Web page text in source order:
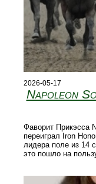
2026-05-17
Napoleon
Фаворит Прикэсса
переиграл Iron
лидера поле из 14
это пошло на